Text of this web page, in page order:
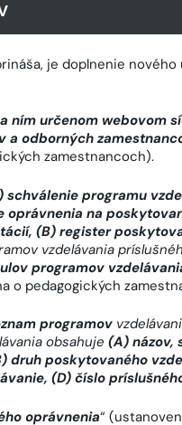
je doplnenie
ním určenom webovom
a odborných
zamestnancoch).
schválenie programu
na
(B) register
vzdelávania
programov
o pedagogických
programov
obsahuje (A) názov,
poskytovaného
(D) číslo
oprávnenia“